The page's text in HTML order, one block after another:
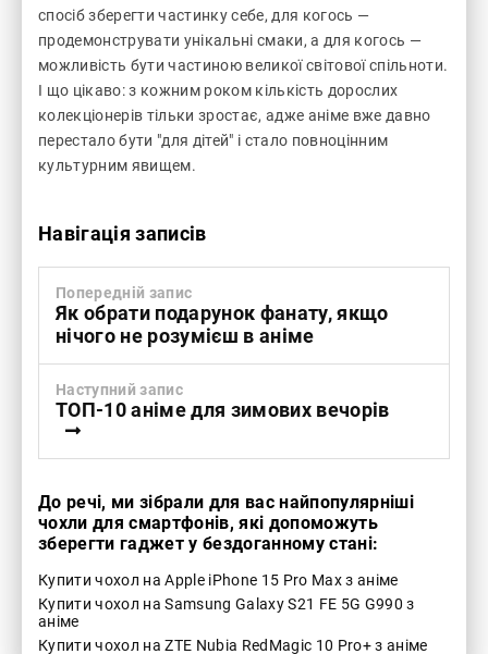
спосіб зберегти частинку себе, для когось —
продемонструвати унікальні смаки, а для когось —
можливість бути частиною великої світової спільноти.
І що цікаво: з кожним роком кількість дорослих
колекціонерів тільки зростає, адже аніме вже давно
перестало бути "для дітей" і стало повноцінним
культурним явищем.
Навігація записів
Попередній запис
Як обрати подарунок фанату, якщо
нічого не розумієш в аніме
Наступний запис
ТОП-10 аніме для зимових вечорів
До речі, ми зібрали для вас найпопулярніші
чохли для смартфонів, які допоможуть
зберегти гаджет у бездоганному стані:
Купити чохол на Apple iPhone 15 Pro Max з аніме
Купити чохол на Samsung Galaxy S21 FE 5G G990 з
аніме
Купити чохол на ZTE Nubia RedMagic 10 Pro+ з аніме